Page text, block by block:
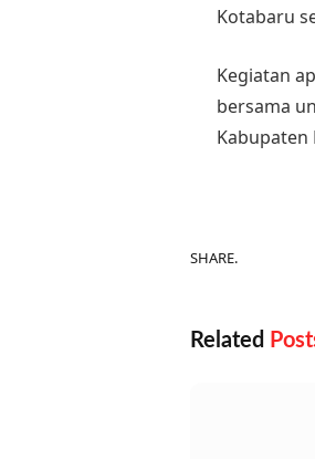
Kotabaru
Kegiatan
bersama
Kabupaten
SHARE.
Related